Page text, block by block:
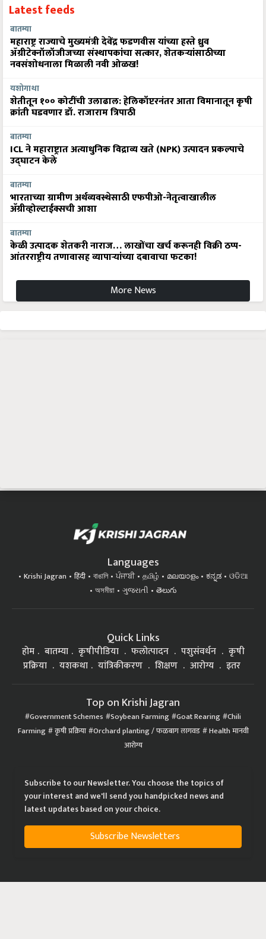
Latest feeds
बातम्या
महाराष्ट्र राज्याचे मुख्यमंत्री देवेंद्र फडणवीस यांच्या हस्ते ध्रुव
ॲग्रीटेक्नॉलॉजीजच्या संस्थापकांचा सत्कार, शेतकऱ्यांसाठीच्या
नवसंशोधनाला मिळाली नवी ओळख!
यशोगाथा
शेतीतून १०० कोटींची उलाढाल: हेलिकॉप्टरनंतर आता विमानातून कृषी
क्रांती घडवणार डॉ. राजाराम त्रिपाठी
बातम्या
ICL ने महाराष्ट्रात अत्याधुनिक विद्राव्य खते (NPK) उत्पादन प्रकल्पाचे
उद्घाटन केले
बातम्या
भारताच्या ग्रामीण अर्थव्यवस्थेसाठी एफपीओ-नेतृत्वाखालील
अ‍ॅग्रीव्होल्टाईक्सची आशा
बातम्या
केळी उत्पादक शेतकरी नाराज… लाखोंचा खर्च करूनही विक्री ठप्प-
आंतरराष्ट्रीय तणावासह व्यापाऱ्यांच्या दबावाचा फटका!
More News
Languages
Krishi Jagran हिंदी বাঙালি ਪੰਜਾਬੀ தமிழ் മലയാളം ಕನ್ನಡ
ଓଡିଆ
অসমীয়া
ગુજરાતી తెలుగు
Quick Links
होम बातम्या कृषीपीडिया फलोत्पादन पशुसंवर्धन
कृषी
प्रक्रिया
यशकथा यांत्रिकीकरण शिक्षण आरोग्य इतर
Top on Krishi Jagran
Government Schemes Soybean Farming Goat Rearing Chili
Farming कृषी प्रक्रिया Orchard planting / फळबाग लागवड Health मानवी
आरोग्य
Subscribe to our Newsletter. You choose the topics of
your interest and we'll send you handpicked news and
latest updates based on your choice.
Subscribe Newsletters